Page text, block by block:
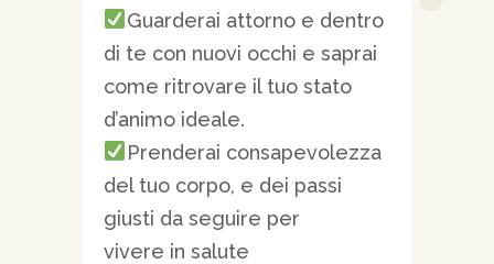
Guarderai attorno e dentro
di te con nuovi occhi e saprai
come ritrovare il tuo stato
d’animo ideale.
Prenderai consapevolezza
del tuo corpo, e dei passi
giusti da seguire per
vivere in salute